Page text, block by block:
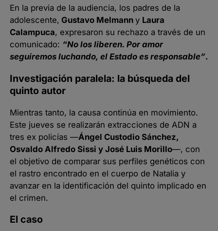
En la previa de la audiencia, los padres de la
adolescente, Gustavo Melmann y Laura
Calampuca, expresaron su rechazo a través de un
comunicado: “No los liberen. Por amor
seguiremos luchando, el Estado es responsable”.
Investigación paralela: la búsqueda del
quinto autor
Mientras tanto, la causa continúa en movimiento.
Este jueves se realizarán extracciones de ADN a
tres ex policías —Ángel Custodio Sánchez,
Osvaldo Alfredo Sissi y José Luis Morillo—, con
el objetivo de comparar sus perfiles genéticos con
el rastro encontrado en el cuerpo de Natalia y
avanzar en la identificación del quinto implicado en
el crimen.
El caso